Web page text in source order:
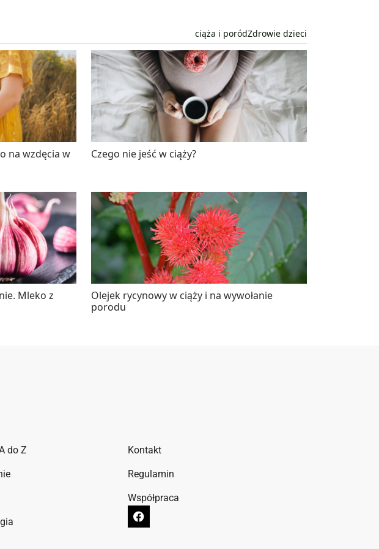
ciąża i poródZdrowie dzieci
na wzdęcia w
Czego nie jeść w ciąży?
Mleko z
Olejek rycynowy w ciąży i na wywołanie
porodu
do Z Kontakt
Regulamin
Współpraca